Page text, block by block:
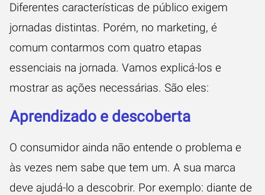
Diferentes características de público exigem
jornadas distintas. Porém, no marketing, é
comum contarmos com quatro etapas
essenciais na jornada. Vamos explicá-los e
mostrar as ações necessárias. São eles:
Aprendizado e descoberta
O consumidor ainda não entende o problema e
às vezes nem sabe que tem um. A sua marca
deve ajudá-lo a descobrir. Por exemplo: diante de